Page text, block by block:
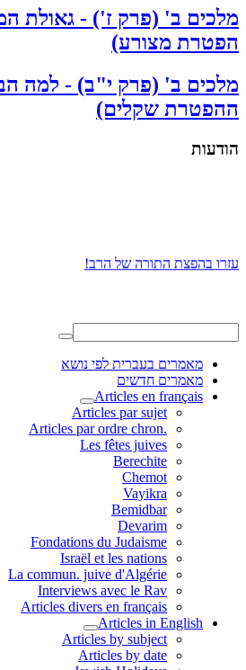
מלכים ב' (פרק ז') - גאולת
הפטרת מצורע)
מלכים ב' (פרק י"ב) - למה
ההפטרת שקלים)
הודעות
עזרו בהפצת התורה של הרב!
מאמרים בעברית לפי נושא
מאמרים חדשים
Articles en français
Articles par sujet
.Articles par ordre chron
Les fêtes juives
Berechite
Chemot
Vayikra
Bemidbar
Devarim
Fondations du Judaisme
Israël et les nations
La commun. juive d'Algérie
Interviews avec le Rav
Articles divers en français
Articles in English
Articles by subject
Articles by date